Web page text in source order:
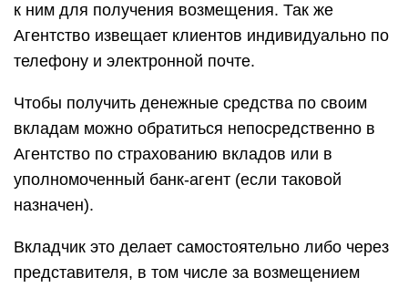
к ним для получения возмещения. Так же
Агентство извещает клиентов индивидуально по
телефону и электронной почте.
Чтобы получить денежные средства по своим
вкладам можно обратиться непосредственно в
Агентство по страхованию вкладов или в
уполномоченный банк-агент (если таковой
назначен).
Вкладчик это делает самостоятельно либо через
представителя, в том числе за возмещением